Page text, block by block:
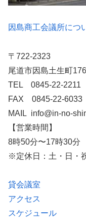
因島商工会議所につ
〒722-2323
尾道市因島土生町
TEL 0845-22-2211
FAX 0845-22-6033
MAIL info@in-no-
【営業時間】
8時50分〜17時30分
※定休日：土・日・
貸会議室
アクセス
スケジュール